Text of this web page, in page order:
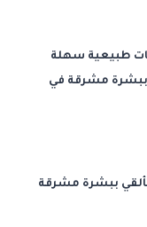
طبيعية سهلة
ببشرة مشرقة في
ببشرة مشرقة